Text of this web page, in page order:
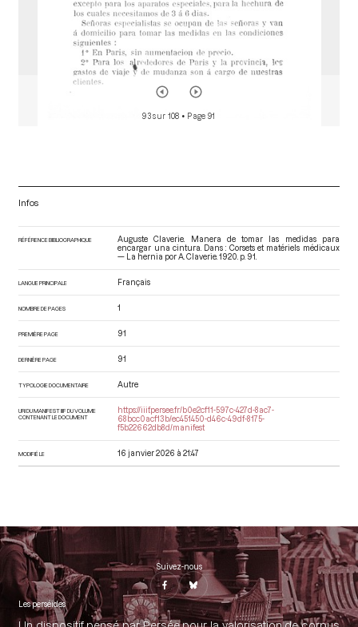
93 sur 108 • Page 91
Infos
RÉFÉRENCE BIBLIOGRAPHIQUE
Auguste Claverie. Manera de tomar las medidas para
encargar una cintura. Dans : Corsets et matériels médicaux
— La hernia por A. Claverie . 1920. p. 91.
LANGUE PRINCIPALE Français
NOMBRE DE PAGES 1
PREMIÈRE PAGE 91
DERNIÈRE PAGE 91
TYPOLOGIE DOCUMENTAIRE Autre
URI DU MANIFEST IIIF DU VOLUME
CONTENANT LE DOCUMENT
https://iiif.persee.fr/b0e2cf11-597c-427d-8ac7-
68bcc0acf13b/ec451450-d46c-49df-8175-
f5b22662db8d/manifest
MODIFIÉ LE 16 janvier 2026 à 21:47
Suivez-nous
Les perséides